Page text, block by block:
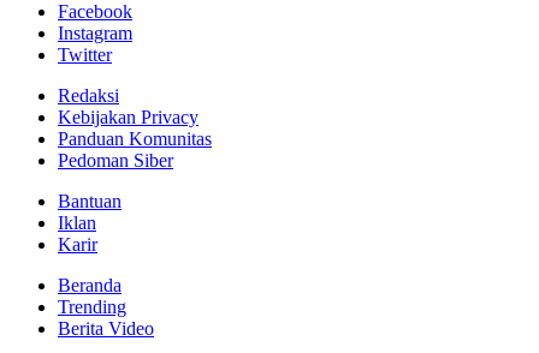
Facebook
Instagram
Twitter
Redaksi
Kebijakan Privacy
Panduan Komunitas
Pedoman Siber
Bantuan
Iklan
Karir
Beranda
Trending
Berita Video